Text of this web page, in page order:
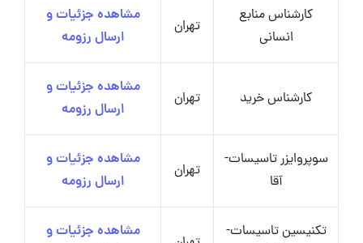
کارشناس منابع
انسانی
تهران
مشاهده جزئیات و
ارسال رزومه
کارشناس خرید تهران
مشاهده جزئیات و
ارسال رزومه
سوپروایزر تاسیسات-
آقا
تهران
مشاهده جزئیات و
ارسال رزومه
تکنیسین تاسیسات-
مشاهده جزئیات و